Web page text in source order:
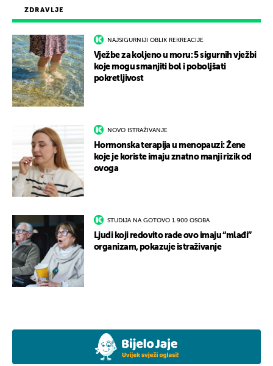
ZDRAVLJE
NAJSIGURNIJI OBLIK REKREACIJE
Vježbe za koljeno u moru: 5 sigurnih vježbi
koje mogu smanjiti bol i poboljšati
pokretljivost
NOVO ISTRAŽIVANJE
Hormonska terapija u menopauzi: Žene
koje je koriste imaju znatno manji rizik od
ovoga
STUDIJA NA GOTOVO 1.900 OSOBA
Ljudi koji redovito rade ovo imaju “mlađi”
organizam, pokazuje istraživanje